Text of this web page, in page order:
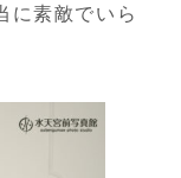
に素敵でいら